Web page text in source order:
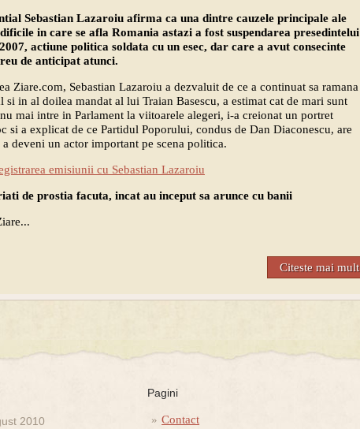
Sebastian Lazaroiu afirma ca una dintre cauzele principale ale
in care se afla Romania astazi a fost suspendarea presedintelui
actiune politica soldata cu un esec, dar care a avut consecinte
de anticipat atunci.
Ziare.com, Sebastian Lazaroiu a dezvaluit de ce a continuat sa ramana
si in al doilea mandat al lui Traian Basescu, a estimat cat de mari sunt
mai intre in Parlament la viitoarele alegeri, i-a creionat un portret
si a explicat de ce Partidul Poporului, condus de Dan Diaconescu, are
a deveni un actor important pe scena politica.
emisiunii cu Sebastian Lazaroiu
de prostia facuta, incat au inceput sa arunce cu banii
Citeste mai mult
2010
Pagini
Contact